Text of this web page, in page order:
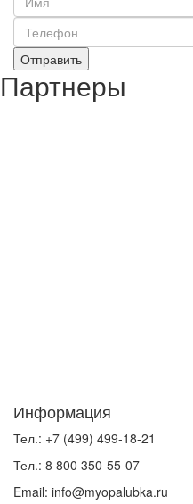
Отправить
Партнеры
Информация
Тел.: +7 (499) 499-18-21
Тел.: 8 800 350-55-07
Email: info@myopalubka.ru